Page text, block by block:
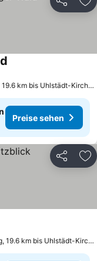
Teilen
km bis Uhlstädt-
Preise sehen
Teilen
sehen
19.6 km bis Uhlstädt-